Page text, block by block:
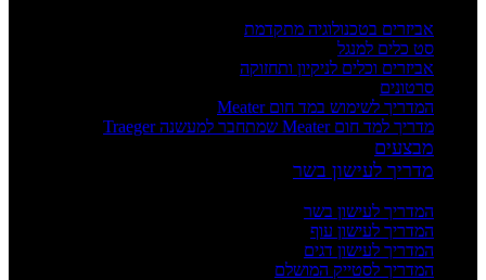
אביזרים בטכנולוגיה מתקדמת
סט כלים למנגל
אביזרים וכלים לניקיון ותחזוקה
סרטונים
המדריך לשימוש במד חום Meater
מדריך למד חום Meater שמתחבר למעשנה Traeger
מבצעים
מדריך לעישון בשר
המדריך לעישון בשר
המדריך לעישון עוף
המדריך לעישון דגים
המדריך לסטייק המושלם